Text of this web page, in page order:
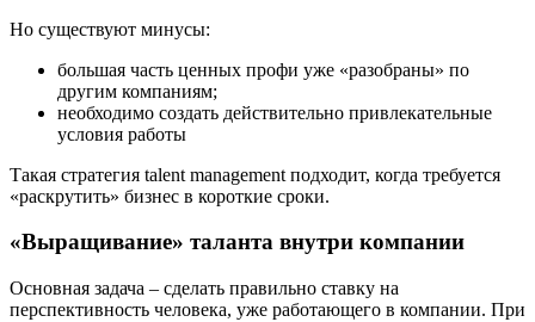
Но существуют минусы:
большая часть ценных профи уже «разобраны» по
другим компаниям;
необходимо создать действительно привлекательные
условия работы
Такая стратегия talent management подходит, когда требуется
«раскрутить» бизнес в короткие сроки.
«Выращивание» таланта внутри компании
Основная задача – сделать правильно ставку на
перспективность человека, уже работающего в компании. При